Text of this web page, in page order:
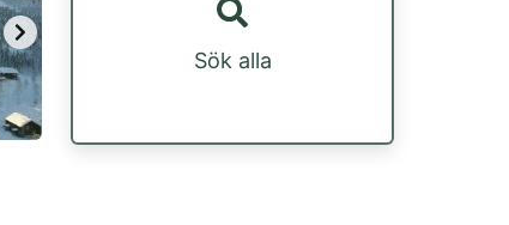
Sök alla